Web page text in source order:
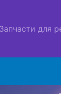
Запчасти для
с
не